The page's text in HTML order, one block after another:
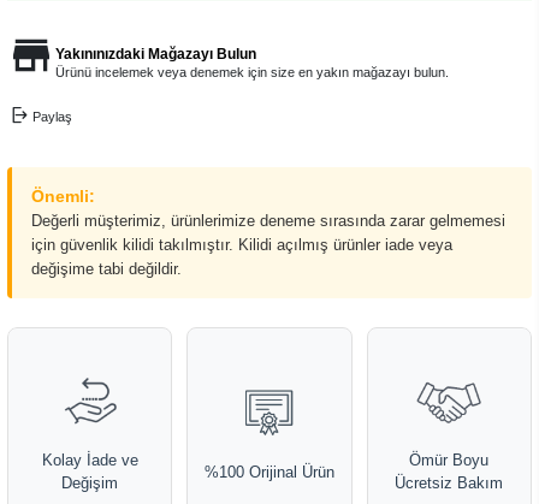
Yakınınızdaki Mağazayı Bulun
Ürünü incelemek veya denemek için size en yakın mağazayı bulun.
Paylaş
Önemli:
Değerli müşterimiz, ürünlerimize deneme sırasında zarar gelmemesi
için güvenlik kilidi takılmıştır. Kilidi açılmış ürünler iade veya
değişime tabi değildir.
Kolay İade ve
Değişim
%100 Orijinal Ürün
Ömür Boyu
Ücretsiz Bakım